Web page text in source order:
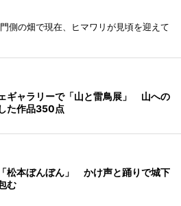
側の畑で現在、ヒマワリが見頃を迎えて
ギャラリーで「山と雷鳥展」 山への
た作品350点
松本ぼんぼん」 かけ声と踊りで城下
む